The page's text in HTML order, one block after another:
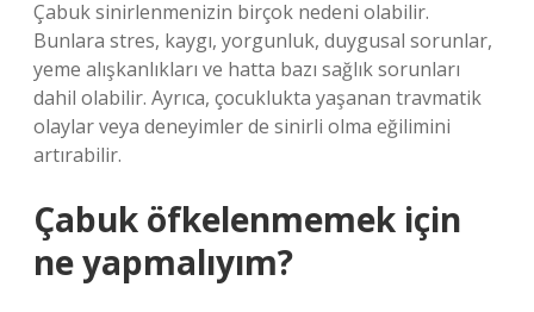
Çabuk sinirlenmenizin birçok nedeni olabilir.
Bunlara stres, kaygı, yorgunluk, duygusal sorunlar,
yeme alışkanlıkları ve hatta bazı sağlık sorunları
dahil olabilir. Ayrıca, çocuklukta yaşanan travmatik
olaylar veya deneyimler de sinirli olma eğilimini
artırabilir.
Çabuk öfkelenmemek için
ne yapmalıyım?